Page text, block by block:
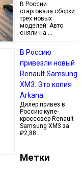
В России
стартовала сборки
трех новых
моделей. Авто
сняли на …
В Россию
привезли новый
Renault Samsung
XM3. Это копия
Arkana
Дилер привез в
Россию купе-
кроссовер Renault
Samsung XM3 за
₽2,88 …
Метки